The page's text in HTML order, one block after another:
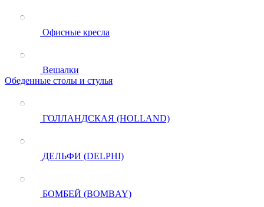
Офисные кресла
Вешалки
Обеденные столы и стулья
ГОЛЛАНДСКАЯ (HOLLAND)
ДЕЛЬФИ (DELPHI)
БОМБЕЙ (BOMBAY)